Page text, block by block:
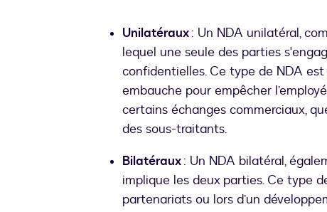
Unilatéraux: Un NDA unilatéral,
lequel une seule des parties
confidentielles. Ce type de NDA
embauche pour empêcher
certains échanges commerciaux,
des sous-traitants.
Bilatéraux: Un NDA bilatéral,
implique les deux parties. Ce type
partenariats ou lors d’un